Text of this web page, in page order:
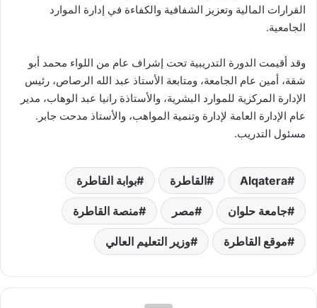
القرارات المالية وتعزيز الشفافية والكفاءة في إدارة الموارد
الجامعية.
وقد أقيمت الدورة التدريبية تحت إشراف عام من اللواء محمد أبو
شقة، أمين عام الجامعة، ومتابعة الأستاذ عبد الله الرصاص، رئيس
الإدارة المركزية للموارد البشرية، والأستاذة رانيا عبد الوهاب، مدير
عام الإدارة العامة لإدارة وتنمية المواهب، والأستاذ مدحت جابر.
مسئول التدريب.
Alqatera القاطرة بوابة القاطرة
جامعة حلوان مصر منصة القاطرة
موقع القاطرة وزير التعليم العالي